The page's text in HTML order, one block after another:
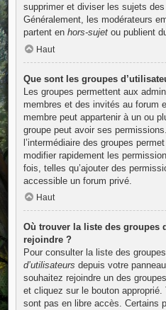
supprimer et diviser les sujets des
Généralement, les modérateurs
partent en hors-sujetou publient
Haut
Que sont les groupes
Les groupes permettent aux
membres et des invités au forum
membre peut appartenir à un ou
groupe peut avoir ses
l’intermédiaire des groupes
modifier rapidement les
fois, telles qu’ajouter des
accessible un forum privé.
Haut
Où trouver la liste des groupes
rejoindre ?
Pour consulter la liste des
d’utilisateurs depuis votre
souhaitez rejoindre un des
et cliquez sur le bouton
sont pas en libre accès. Certains